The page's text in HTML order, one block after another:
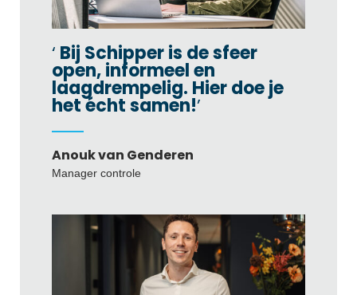
Bij Schipper is de sfeer
open, informeel en
laagdrempelig. Hier doe je
het écht samen!
Anouk van Genderen
Manager controle